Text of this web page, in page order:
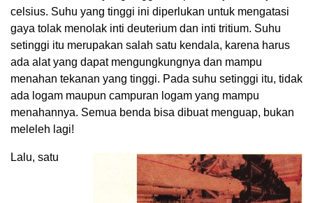
celsius. Suhu yang tinggi ini diperlukan untuk mengatasi
gaya tolak menolak inti deuterium dan inti tritium. Suhu
setinggi itu merupakan salah satu kendala, karena harus
ada alat yang dapat mengungkungnya dan mampu
menahan tekanan yang tinggi. Pada suhu setinggi itu, tidak
ada logam maupun campuran logam yang mampu
menahannya. Semua benda bisa dibuat menguap, bukan
meleleh lagi!
Lalu, satu